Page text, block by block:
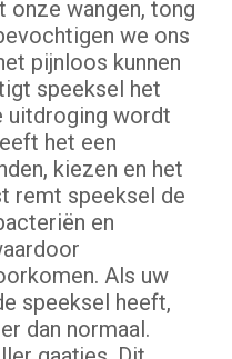
onze wangen, tong
we ons
pijnloos kunnen
speeksel het
uitdroging wordt
het een
kiezen en het
remt speeksel de
en
Als uw
speeksel heeft,
dan normaal.